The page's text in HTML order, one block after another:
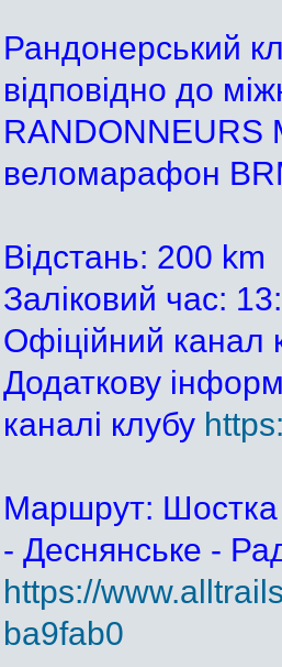
Рандонерський
відповідно до
RANDONNEURS
веломарафон
Відстань: 200 km
Заліковий час:
Офіційний канал
Додаткову
каналі клубу
Маршрут: Шостка
- Деснянське -
https://
ba9fab0